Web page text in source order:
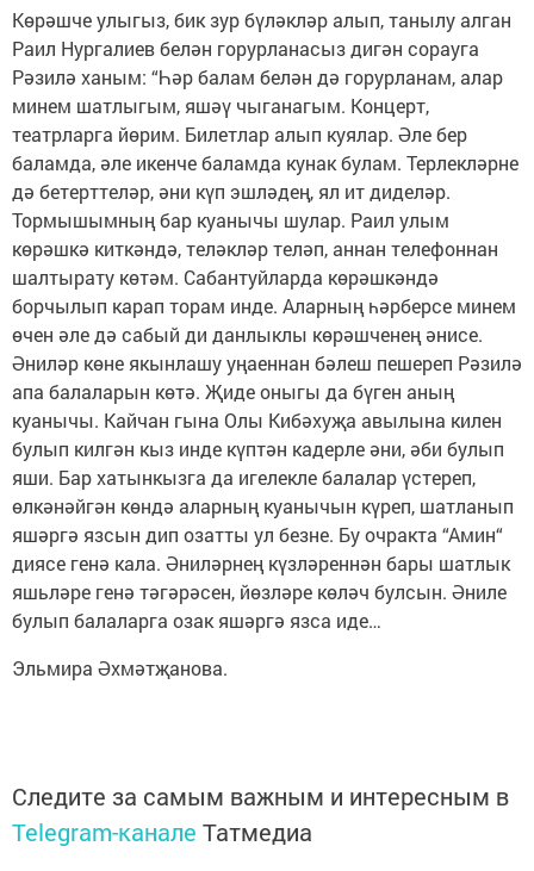
Көрәшче улыгыз, бик зур бүләкләр алып, танылу алган
Раил Нургалиев белән горурланасыз дигән сорауга
Рәзилә ханым: “Һәр балам белән дә горурланам, алар
минем шатлыгым, яшәү чыганагым. Концерт,
театрларга йөрим. Билетлар алып куялар. Әле бер
баламда, әле икенче баламда кунак булам. Терлекләрне
дә бетерттеләр, әни күп эшләдең, ял ит диделәр.
Тормышымның бар куанычы шулар. Раил улым
көрәшкә киткәндә, теләкләр теләп, аннан телефоннан
шалтырату көтәм. Сабантуйларда көрәшкәндә
борчылып карап торам инде. Аларның һәрберсе минем
өчен әле дә сабый ди данлыклы көрәшченең әнисе.
Әниләр көне якынлашу уңаеннан бәлеш пешереп Рәзилә
апа балаларын көтә. Җиде оныгы да бүген аның
куанычы. Кайчан гына Олы Кибәхуҗа авылына килен
булып килгән кыз инде күптән кадерле әни, әби булып
яши. Бар хатынкызга да игелекле балалар үстереп,
өлкәнәйгән көндә аларның куанычын күреп, шатланып
яшәргә язсын дип озатты ул безне. Бу очракта “Амин“
диясе генә кала. Әниләрнең күзләреннән бары шатлык
яшьләре генә тәгәрәсен, йөзләре көләч булсын. Әниле
булып балаларга озак яшәргә язса иде…
Эльмира Әхмәтҗанова.
Следите за самым важным и интересным в
Telegram-канале Татмедиа